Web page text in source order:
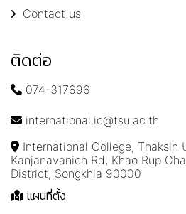
Contact us
ติดต่อ
074-317696
international.ic@tsu.ac.th
International College, Thaksin
Kanjanavanich Rd, Khao Rup
District, Songkhla 90000
แผนที่ตั้ง